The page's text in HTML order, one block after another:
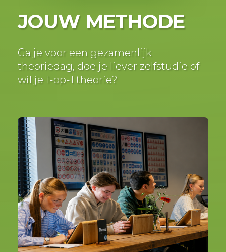
JOUW METHODE
Ga je voor een gezamenlijk
theoriedag, doe je liever zelfstudie of
wil je 1-op-1 theorie?